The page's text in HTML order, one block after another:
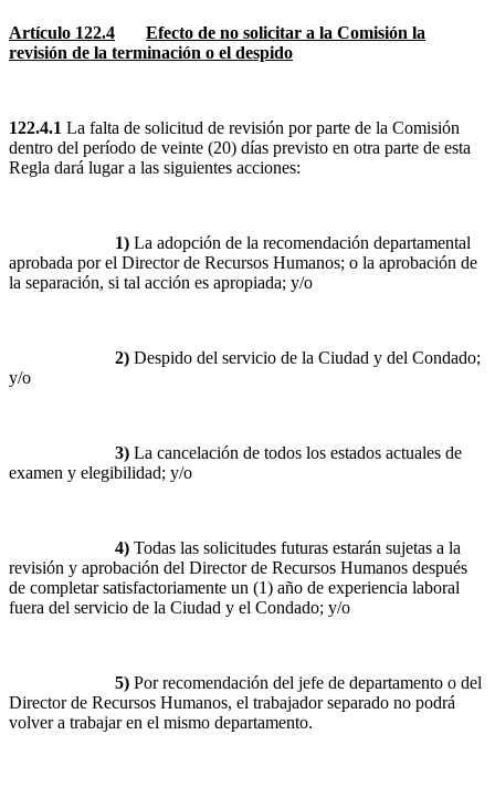
Artículo 122.4
Efecto de no solicitar a la Comisión la
revisión de la terminación o el despido
122.4.1 La falta de solicitud de revisión por parte de la Comisión
dentro del período de veinte (20) días previsto en otra parte de esta
Regla dará lugar a las siguientes acciones:
1) La adopción de la recomendación departamental
aprobada por el Director de Recursos Humanos; o la aprobación de
la separación, si tal acción es apropiada; y/o
2) Despido del servicio de la Ciudad y del Condado;
y/o
3) La cancelación de todos los estados actuales de
examen y elegibilidad; y/o
4) Todas las solicitudes futuras estarán sujetas a la
revisión y aprobación del Director de Recursos Humanos después
de completar satisfactoriamente un (1) año de experiencia laboral
fuera del servicio de la Ciudad y el Condado; y/o
5) Por recomendación del jefe de departamento o del
Director de Recursos Humanos, el trabajador separado no podrá
volver a trabajar en el mismo departamento.